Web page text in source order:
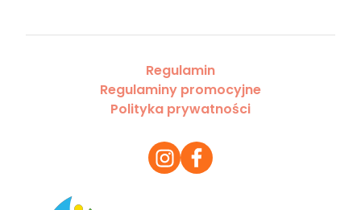
Regulamin
Regulaminy promocyjne
Polityka prywatności